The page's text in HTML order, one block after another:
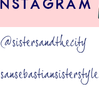
@sistersandthecity